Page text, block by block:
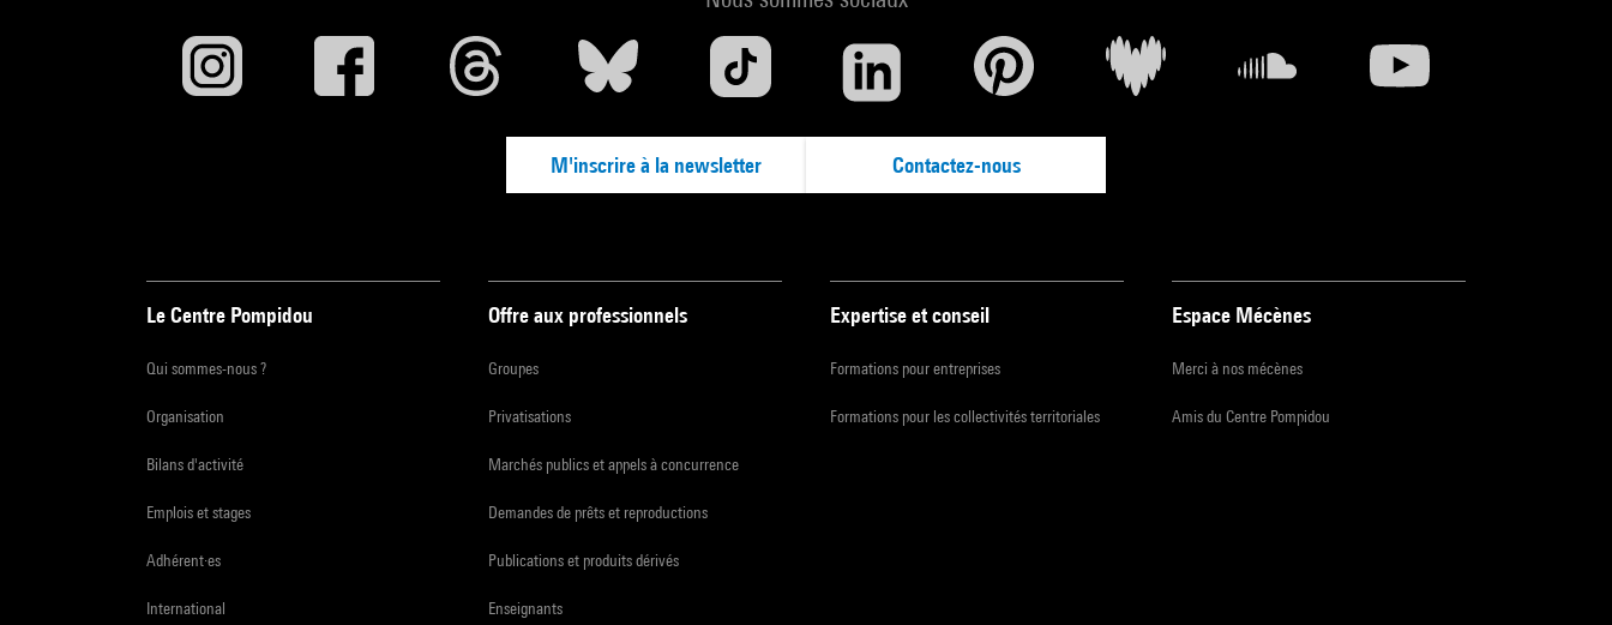
M'inscrire à la newsletter Contactez-nous
Le Centre Pompidou
Qui sommes-nous ?
Organisation
Bilans d'activité
Emplois et stages
Adhérent·es
International
Offre aux professionnels
Groupes
Privatisations
Marchés publics et appels à concurrence
Demandes de prêts et reproductions
Publications et produits dérivés
Enseignants
Expertise et conseil
Formations pour entreprises
Formations pour les collectivités territoriales
Espace Mécènes
Merci à nos mécènes
Amis du Centre Pompidou